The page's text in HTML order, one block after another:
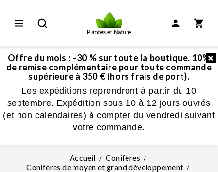
Offre du mois : –30 % sur toute la boutique. 10%
de remise complémentaire pour toute commande
supérieure à 350 € (hors frais de port).
Les expéditions reprendront à partir du 10
septembre. Expédition sous 10 à 12 jours ouvrés
(et non calendaires) à compter du vendredi suivant
votre commande.
Accueil
Conifères
Conifères de moyen et grand développement